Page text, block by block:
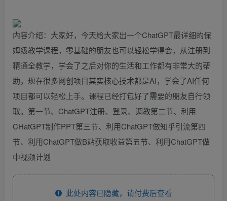
内容介绍：大家好，今天给大家出一个ChatGPT最详细的保
姆级教学课程，零基础的朋友也可以轻松学得会，从注册到
精通全教学，学会了之后对你的生活和工作都有非常大的帮
助，现在很多网创项目其实核心技术都是AI，学会了AI任何
项目都可以轻松上手。课程已经打包好了需要的朋友自行领
取。第一节、ChatGPT注册、登录、调教第二节、利用
CHatGPT制作PPT第三节、利用ChatGPT做知乎引流第四
节、利用ChatGPT做B站获取收益第五节、利用ChatGPT做
中视频计划
此处内容已隐藏，请付费后查看